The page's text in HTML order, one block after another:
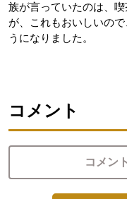
族が言っていたのは、
が、これもおいしいの
うになりました。
コメント
コメン